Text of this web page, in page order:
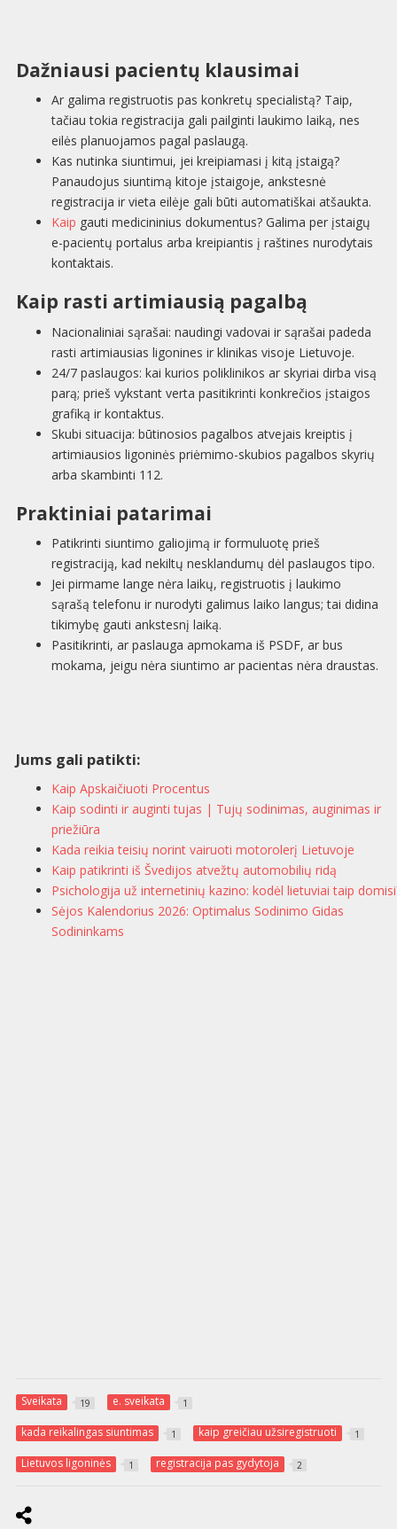
Dažniausi pacientų klausimai
Ar galima registruotis pas konkretų specialistą? Taip,
tačiau tokia registracija gali pailginti laukimo laiką, nes
eilės planuojamos pagal paslaugą.
Kas nutinka siuntimui, jei kreipiamasi į kitą įstaigą?
Panaudojus siuntimą kitoje įstaigoje, ankstesnė
registracija ir vieta eilėje gali būti automatiškai atšaukta.
Kaip gauti medicininius dokumentus? Galima per įstaigų
e-pacientų portalus arba kreipiantis į raštines nurodytais
kontaktais.
Kaip rasti artimiausią pagalbą
Nacionaliniai sąrašai: naudingi vadovai ir sąrašai padeda
rasti artimiausias ligonines ir klinikas visoje Lietuvoje.
24/7 paslaugos: kai kurios poliklinikos ar skyriai dirba visą
parą; prieš vykstant verta pasitikrinti konkrečios įstaigos
grafiką ir kontaktus.
Skubi situacija: būtinosios pagalbos atvejais kreiptis į
artimiausios ligoninės priėmimo-skubios pagalbos skyrių
arba skambinti 112.
Praktiniai patarimai
Patikrinti siuntimo galiojimą ir formuluotę prieš
registraciją, kad nekiltų nesklandumų dėl paslaugos tipo.
Jei pirmame lange nėra laikų, registruotis į laukimo
sąrašą telefonu ir nurodyti galimus laiko langus; tai didina
tikimybę gauti ankstesnį laiką.
Pasitikrinti, ar paslauga apmokama iš PSDF, ar bus
mokama, jeigu nėra siuntimo ar pacientas nėra draustas.
Jums gali patikti:
Kaip Apskaičiuoti Procentus
Kaip sodinti ir auginti tujas | Tujų sodinimas, auginimas ir
priežiūra
Kada reikia teisių norint vairuoti motorolerį Lietuvoje
Kaip patikrinti iš Švedijos atvežtų automobilių ridą
Psichologija už internetinių kazino: kodėl lietuviai taip
Sėjos Kalendorius 2026: Optimalus Sodinimo Gidas
Sodininkams
Sveikata 19 e. sveikata 1
kada reikalingas siuntimas 1 kaip greičiau užsiregistruoti 1
Lietuvos ligoninės 1 registracija pas gydytoja 2